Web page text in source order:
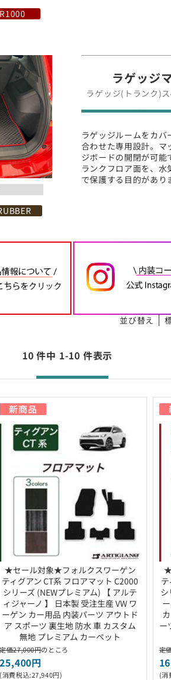
R1000
ラゲッジ
ラゲッジ(トランク)
ラゲッジルームをカバ
合わせた専用設計。マ
ジボードの開閉が可能
ランクフロア面を、
で保護する目的があり
並び替え
10 件中 1-10 件表示
★セール対象★フォルクスワーゲン
ティグアン CT系 フロアマット C2000
シリーズ (NEWプレミアム) 【 アルテ
ィジャーノ 】 日本製 受注生産 VW ワ
ーゲン カー用品 内装パーツ アウトド
ア スポーツ 裏生地 防水 車 カスタム
無地 プレミアム カーペット
定価27,000円のところ
25,400円
(消費税込:27,940円)
シ
ー
定
(消